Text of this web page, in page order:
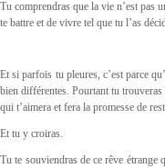
Tu comprendras que la vie n’est pas
te battre et de vivre tel que tu l’as
Et si parfois tu pleures, c’est parce
bien différentes. Pourtant tu
qui t’aimera et fera la promesse de
Et tu y croiras.
Tu te souviendras de ce rêve